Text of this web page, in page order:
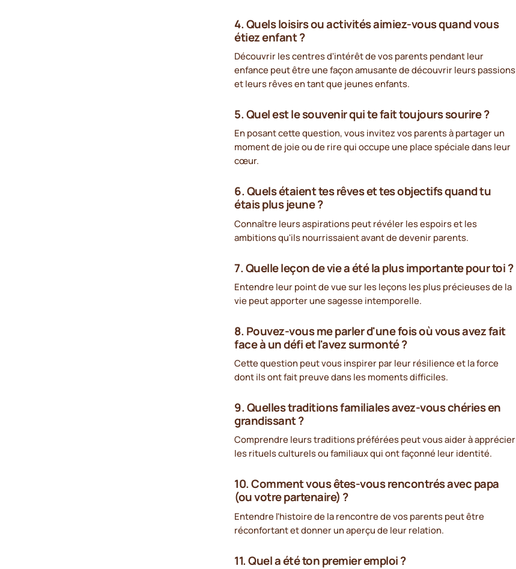
4. Quels loisirs ou activités aimiez-vous quand vous
étiez enfant ?
Découvrir les centres d'intérêt de vos parents pendant leur
enfance peut être une façon amusante de découvrir leurs passions
et leurs rêves en tant que jeunes enfants.
5. Quel est le souvenir qui te fait toujours sourire ?
En posant cette question, vous invitez vos parents à partager un
moment de joie ou de rire qui occupe une place spéciale dans leur
cœur.
6. Quels étaient tes rêves et tes objectifs quand tu
étais plus jeune ?
Connaître leurs aspirations peut révéler les espoirs et les
ambitions qu'ils nourrissaient avant de devenir parents.
7. Quelle leçon de vie a été la plus importante pour toi ?
Entendre leur point de vue sur les leçons les plus précieuses de la
vie peut apporter une sagesse intemporelle.
8. Pouvez-vous me parler d'une fois où vous avez fait
face à un défi et l'avez surmonté ?
Cette question peut vous inspirer par leur résilience et la force
dont ils ont fait preuve dans les moments difficiles.
9. Quelles traditions familiales avez-vous chéries en
grandissant ?
Comprendre leurs traditions préférées peut vous aider à apprécier
les rituels culturels ou familiaux qui ont façonné leur identité.
10. Comment vous êtes-vous rencontrés avec papa
(ou votre partenaire) ?
Entendre l'histoire de la rencontre de vos parents peut être
réconfortant et donner un aperçu de leur relation.
11. Quel a été ton premier emploi ?